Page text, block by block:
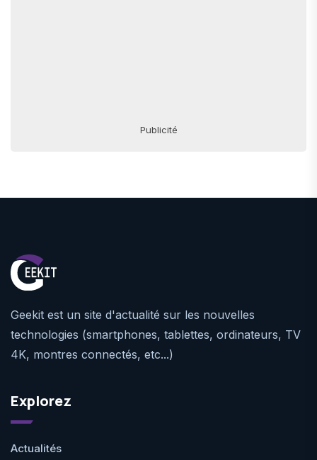
Publicité
Geekit est un site d'actualité sur les nouvelles
technologies (smartphones, tablettes, ordinateurs, TV
4K, montres connectés, etc...)
Explorez
Actualités